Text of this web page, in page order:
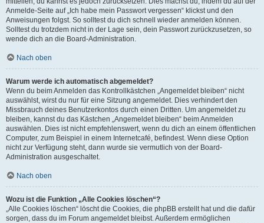
Anmelde-Seite auf „Ich habe mein Passwort vergessen“ klickst und den
Anweisungen folgst. So solltest du dich schnell wieder anmelden können.
Solltest du trotzdem nicht in der Lage sein, dein Passwort zurückzusetzen, so
wende dich an die Board-Administration.
Nach oben
Warum werde ich automatisch abgemeldet?
Wenn du beim Anmelden das Kontrollkästchen „Angemeldet bleiben“ nicht
auswählst, wirst du nur für eine Sitzung angemeldet. Dies verhindert den
Missbrauch deines Benutzerkontos durch einen Dritten. Um angemeldet zu
bleiben, kannst du das Kästchen „Angemeldet bleiben“ beim Anmelden
auswählen. Dies ist nicht empfehlenswert, wenn du dich an einem öffentlichen
Computer, zum Beispiel in einem Internetcafé, befindest. Wenn diese Option
nicht zur Verfügung steht, dann wurde sie vermutlich von der Board-
Administration ausgeschaltet.
Nach oben
Wozu ist die Funktion „Alle Cookies löschen“?
„Alle Cookies löschen“ löscht die Cookies, die phpBB erstellt hat und die dafür
sorgen, dass du im Forum angemeldet bleibst. Außerdem ermöglichen